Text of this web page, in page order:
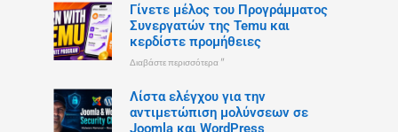
Γίνετε μέλος του Προγράμματος
Συνεργατών της Temu και
κερδίστε προμήθειες
Διαβάστε περισσότερα "
Λίστα ελέγχου για την
αντιμετώπιση μολύνσεων σε
Joomla και WordPress